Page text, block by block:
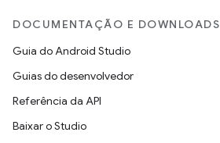
DOCUMENTAÇÃO E DOWNLOADS
Guia do Android Studio
Guias do desenvolvedor
Referência da API
Baixar o Studio